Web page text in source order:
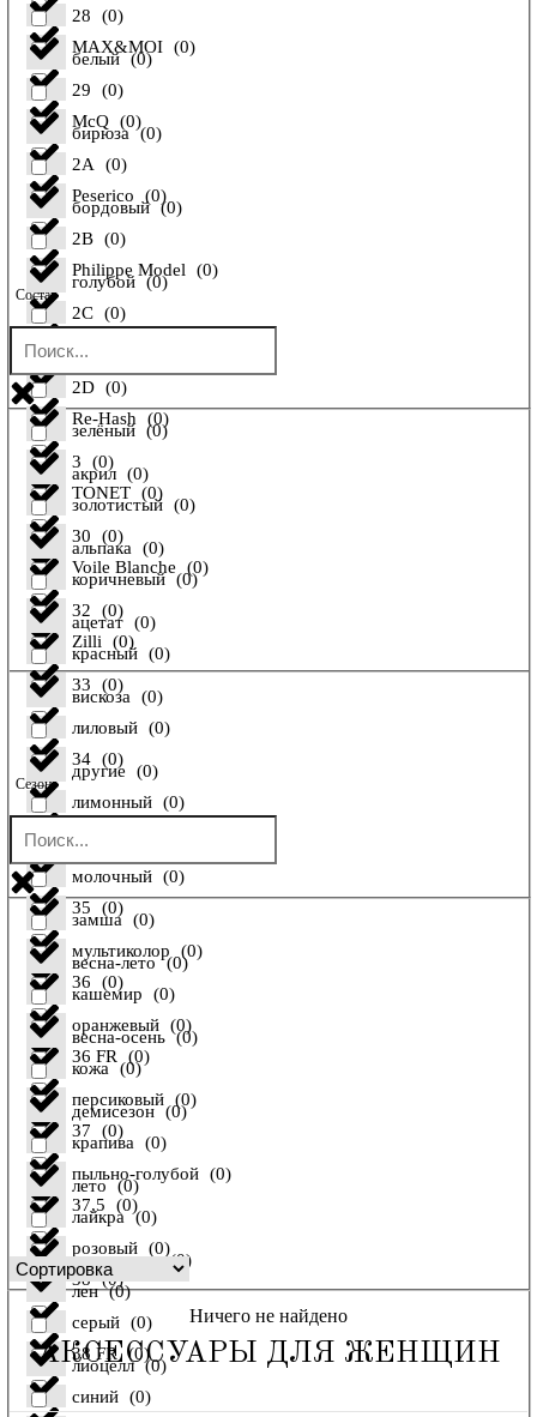
MAX&MOI (0)
McQ (0)
Peserico (0)
Philippe Model (0)
Pollini
Re-Hash (0)
TONET (0)
Voile Blanche (0)
Zilli (0)
28 (0)
29 (0)
2A (0)
2B (0)
2C (0)
2D (0)
3 (0)
30 (0)
32 (0)
33 (0)
34 (0)
34 FR
35 (0)
36 (0)
36 FR (0)
37 (0)
37,5 (0)
38 (0)
38 FR (0)
белый (0)
бирюза (0)
бордовый (0)
голубой (0)
желтый
зелёный (0)
золотистый (0)
коричневый (0)
красный (0)
лиловый (0)
лимонный (0)
молочный (0)
мультиколор (0)
оранжевый (0)
персиковый (0)
пыльно-голубой (0)
розовый (0)
серый (0)
синий (0)
Состав
акрил (0)
альпака (0)
ацетат (0)
вискоза (0)
другие (0)
енот
замша (0)
кашемир (0)
кожа (0)
крапива (0)
лайкра (0)
лен (0)
лиоцелл (0)
Сезон
весна-лето (0)
весна-осень (0)
демисезон (0)
лето (0)
осень-зима (0)
Ничего не найдено
АКСЕССУАРЫ ДЛЯ ЖЕНЩИН